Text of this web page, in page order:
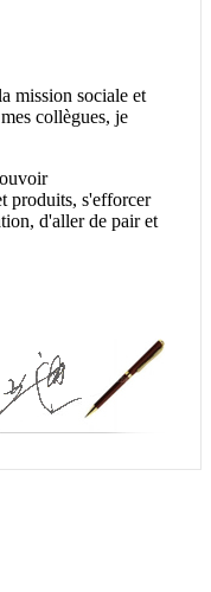
mission sociale et
collègues, je
produits, s'efforcer
d'aller de pair et